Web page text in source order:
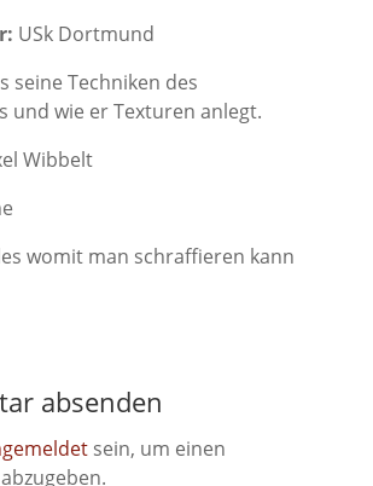
USk Dortmund
seine Techniken des
und wie er Texturen anlegt.
Wibbelt
womit man schraffieren kann
absenden
sein, um einen